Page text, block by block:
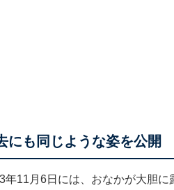
にも同じような姿を公開
年11月6日には、 おなかが大胆に